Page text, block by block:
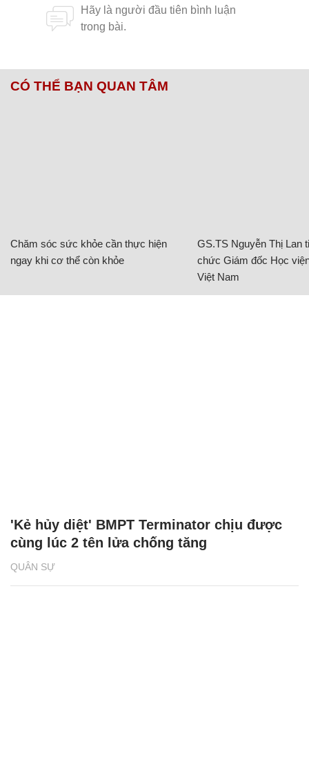
CÓ THỂ BẠN QUAN TÂM
Chăm sóc sức khỏe cần thực hiện
ngay khi cơ thể còn khỏe
GS.TS Nguyễn Thị Lan
chức Giám đốc Học
Việt Nam
QUÂN SỰ
'Kẻ hủy diệt' BMPT Terminator chịu được
cùng lúc 2 tên lửa chống tăng